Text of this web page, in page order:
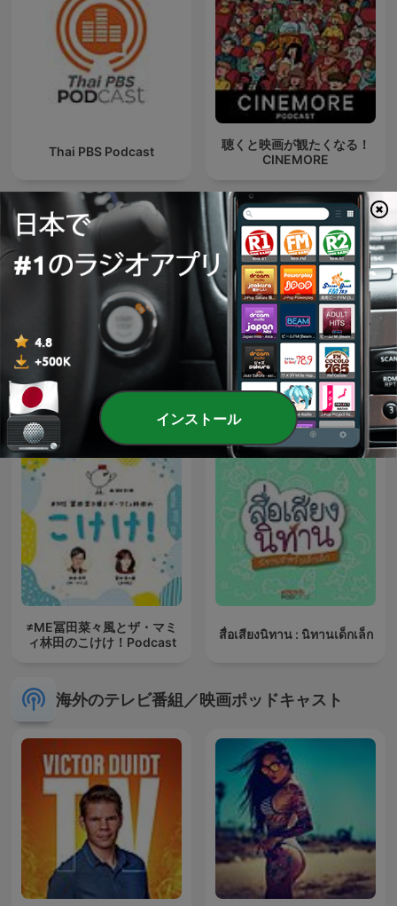
Thai PBS Podcast
聴くと映画が観たくなる！
CINEMORE
ビニールタッキーの映画話 คุยให้คิด
≠ME冨田菜々風とザ・マミ
ィ林田のこけけ！Podcast
สื่อเสียงนิทาน : นิทานเด็กเล็ก
海外のテレビ番組／映画ポッドキャスト
インストール